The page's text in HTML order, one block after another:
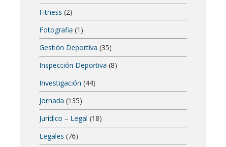
Fitness (2)
Fotografia (1)
Gestión Deportiva (35)
Inspección Deportiva (8)
Investigación (44)
Jornada (135)
Jurídico – Legal (18)
Legales (76)